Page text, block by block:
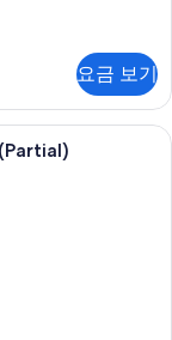
요금 보기
우탑 침대, 객실 내 금고